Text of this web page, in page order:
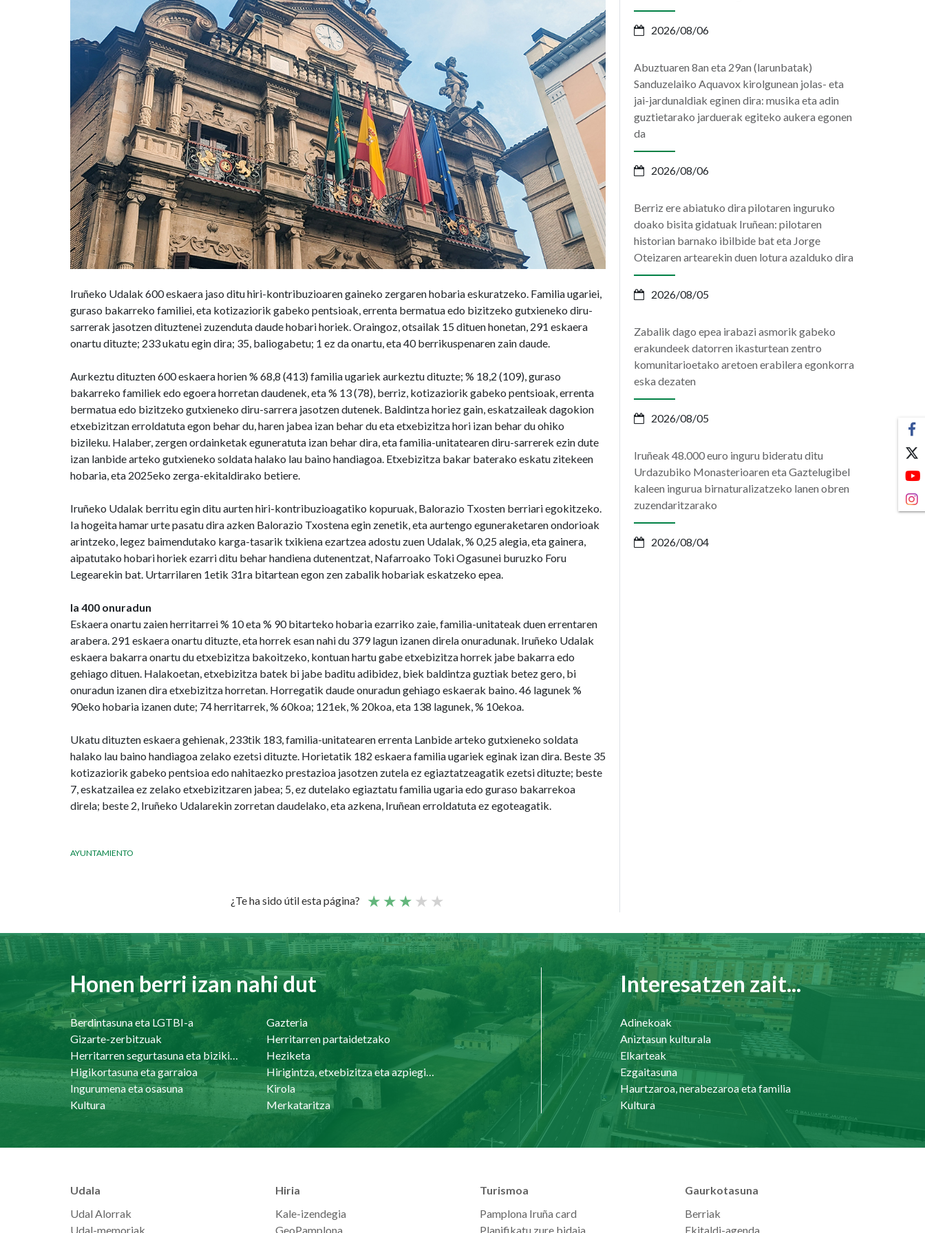
hobari
ematea
Iruñeko Udalak 600 eskaera jaso ditu hiri-kontribuzioaren gaineko zergaren hobaria eskuratzeko. Familia ugariei,
guraso bakarreko familiei, eta kotizaziorik gabeko pentsioak, errenta bermatua edo bizitzeko gutxieneko diru-
sarrerak jasotzen dituztenei zuzenduta daude hobari horiek. Oraingoz, otsailak 15 dituen honetan, 291 eskaera
onartu dituzte; 233 ukatu egin dira; 35, baliogabetu; 1 ez da onartu, eta 40 berrikuspenaren zain daude.
Aurkeztu dituzten 600 eskaera horien % 68,8 (413) familia ugariek aurkeztu dituzte; % 18,2 (109), guraso
bakarreko familiek edo egoera horretan daudenek, eta % 13 (78), berriz, kotizaziorik gabeko pentsioak, errenta
bermatua edo bizitzeko gutxieneko diru-sarrera jasotzen dutenek. Baldintza horiez gain, eskatzaileak dagokion
etxebizitzan erroldatuta egon behar du, haren jabea izan behar du eta etxebizitza hori izan behar du ohiko
bizileku. Halaber, zergen ordainketak eguneratuta izan behar dira, eta familia-unitatearen diru-sarrerek ezin dute
izan lanbide arteko gutxieneko soldata halako lau baino handiagoa. Etxebizitza bakar baterako eskatu zitekeen
hobaria, eta 2025eko zerga-ekitaldirako betiere.
Iruñeko Udalak berritu egin ditu aurten hiri-kontribuzioagatiko kopuruak, Balorazio Txosten berriari egokitzeko.
Ia hogeita hamar urte pasatu dira azken Balorazio Txostena egin zenetik, eta aurtengo eguneraketaren ondorioak
arintzeko, legez baimendutako karga-tasarik txikiena ezartzea adostu zuen Udalak, % 0,25 alegia, eta gainera,
aipatutako hobari horiek ezarri ditu behar handiena dutenentzat, Nafarroako Toki Ogasunei buruzko Foru
Legearekin bat. Urtarrilaren 1etik 31ra bitartean egon zen zabalik hobariak eskatzeko epea.
Ia 400 onuradun
Eskaera onartu zaien herritarrei % 10 eta % 90 bitarteko hobaria ezarriko zaie, familia-unitateak duen errentaren
arabera. 291 eskaera onartu dituzte, eta horrek esan nahi du 379 lagun izanen direla onuradunak. Iruñeko Udalak
eskaera bakarra onartu du etxebizitza bakoitzeko, kontuan hartu gabe etxebizitza horrek jabe bakarra edo
gehiago dituen. Halakoetan, etxebizitza batek bi jabe baditu adibidez, biek baldintza guztiak betez gero, bi
onuradun izanen dira etxebizitza horretan. Horregatik daude onuradun gehiago eskaerak baino. 46 lagunek %
90eko hobaria izanen dute; 74 herritarrek, % 60koa; 121ek, % 20koa, eta 138 lagunek, % 10ekoa.
Ukatu dituzten eskaera gehienak, 233tik 183, familia-unitatearen errenta Lanbide arteko gutxieneko soldata
halako lau baino handiagoa zelako ezetsi dituzte. Horietatik 182 eskaera familia ugariek eginak izan dira. Beste 35
kotizaziorik gabeko pentsioa edo nahitaezko prestazioa jasotzen zutela ez egiaztatzeagatik ezetsi dituzte; beste
7, eskatzailea ez zelako etxebizitzaren jabea; 5, ez dutelako egiaztatu familia ugaria edo guraso bakarrekoa
direla; beste 2, Iruñeko Udalarekin zorretan daudelako, eta azkena, Iruñean erroldatuta ez egoteagatik.
AYUNTAMIENTO
¿Te ha sido útil esta página?
2026/08/06
Abuztuaren 8an eta 29an (larunbatak)
Sanduzelaiko Aquavox kirolgunean jolas- eta
jai-jardunaldiak eginen dira: musika eta adin
guztietarako jarduerak egiteko aukera egonen
da
2026/08/06
Berriz ere abiatuko dira pilotaren inguruko
doako bisita gidatuak Iruñean: pilotaren
historian barnako ibilbide bat eta Jorge
Oteizaren artearekin duen lotura azalduko dira
2026/08/05
Zabalik dago epea irabazi asmorik gabeko
erakundeek datorren ikasturtean zentro
komunitarioetako aretoen erabilera egonkorra
eska dezaten
2026/08/05
Iruñeak 48.000 euro inguru bideratu ditu
Urdazubiko Monasterioaren eta Gaztelugibel
kaleen ingurua birnaturalizatzeko lanen obren
zuzendaritzarako
2026/08/04
Honen berri izan nahi dut
Berdintasuna eta LGTBI-a
Gazteria
Gizarte-zerbitzuak
Herritarren partaidetzako
Herritarren segurtasuna eta bizikidetasuna
Heziketa
Higikortasuna eta garraioa
Hirigintza, etxebizitza eta azpiegiturak
Ingurumena eta osasuna
Kirola
Kultura
Merkataritza
Interesatzen zait...
Adinekoak
Aniztasun kulturala
Elkarteak
Ezgaitasuna
Haurtzaroa, nerabezaroa eta familia
Kultura
Udala
Udal Alorrak
Udal-memoriak
Hiria
Kale-izendegia
GeoPamplona
Turismoa
Pamplona Iruña card
Planifikatu zure bidaia
Gaurkotasuna
Berriak
Ekitaldi-agenda